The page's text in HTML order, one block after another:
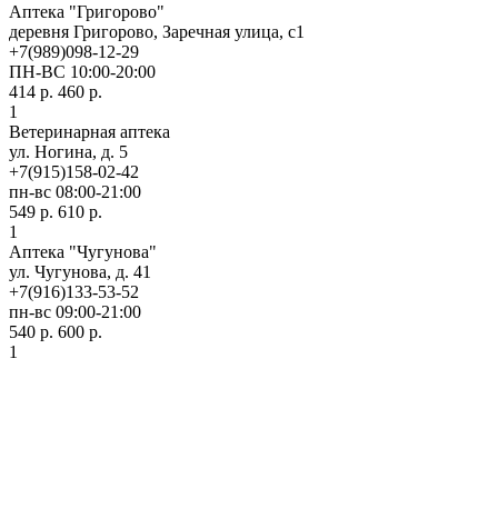
Аптека "Григорово"
деревня Григорово, Заречная улица, с1
+7(989)098-12-29
ПН-ВС 10:00-20:00
414 р. 460 р.
1
Ветеринарная аптека
ул. Ногина, д. 5
+7(915)158-02-42
пн-вс 08:00-21:00
549 р. 610 р.
1
Аптека "Чугунова"
ул. Чугунова, д. 41
+7(916)133-53-52
пн-вс 09:00-21:00
540 р. 600 р.
1